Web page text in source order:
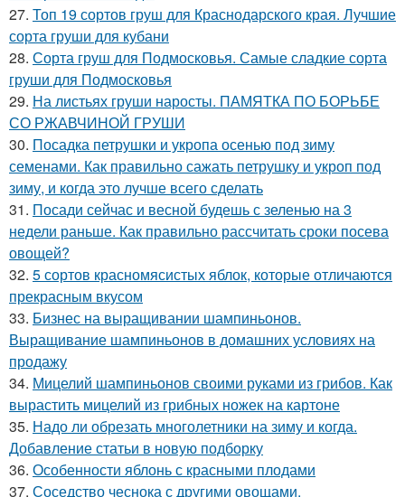
27. Топ 19 сортов груш для Краснодарского края. Лучшие
сорта груши для кубани
28. Сорта груш для Подмосковья. Самые сладкие сорта
груши для Подмосковья
29. На листьях груши наросты. ПАМЯТКА ПО БОРЬБЕ
СО РЖАВЧИНОЙ ГРУШИ
30. Посадка петрушки и укропа осенью под зиму
семенами. Как правильно сажать петрушку и укроп под
зиму, и когда это лучше всего сделать
31. Посади сейчас и весной будешь с зеленью на 3
недели раньше. Как правильно рассчитать сроки посева
овощей?
32. 5 сортов красномясистых яблок, которые отличаются
прекрасным вкусом
33. Бизнес на выращивании шампиньонов.
Выращивание шампиньонов в домашних условиях на
продажу
34. Мицелий шампиньонов своими руками из грибов. Как
вырастить мицелий из грибных ножек на картоне
35. Надо ли обрезать многолетники на зиму и когда.
Добавление статьи в новую подборку
36. Особенности яблонь с красными плодами
37. Соседство чеснока с другими овощами.